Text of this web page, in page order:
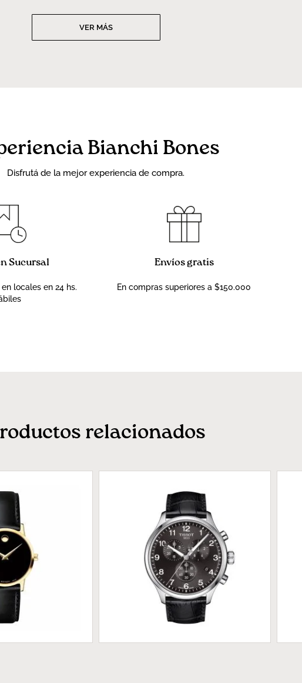
VER MÁS
Bianchi Bones
Disfrutá de la mejor experiencia de compra.
Sucursal
locales en 24 hs.
Envíos gratis
En compras superiores a $150.000
relacionados